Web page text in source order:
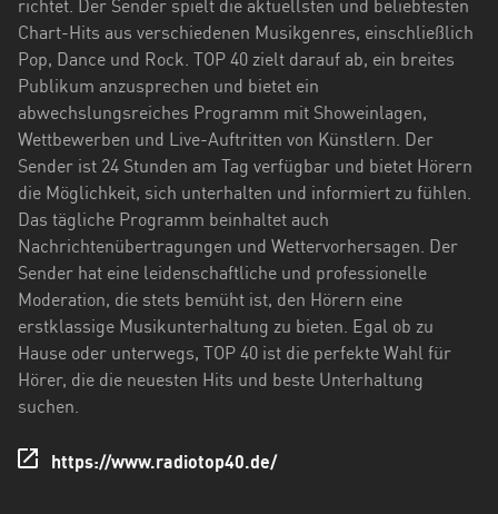
Niedersachsen
Nordrhein-
Westfalen
Rheinland-
Pfalz
Saarland
Sachsen
Sachsen-
Anhalt
Holstein
richtet. Der Sender spielt die aktuellsten und beliebtesten
Chart-Hits aus verschiedenen Musikgenres, einschließlich
Pop, Dance und Rock. TOP 40 zielt darauf ab, ein breites
Publikum anzusprechen und bietet ein
abwechslungsreiches Programm mit Showeinlagen,
Wettbewerben und Live-Auftritten von Künstlern. Der
Sender ist 24 Stunden am Tag verfügbar und bietet Hörern
die Möglichkeit, sich unterhalten und informiert zu fühlen.
Das tägliche Programm beinhaltet auch
Nachrichtenübertragungen und Wettervorhersagen. Der
Sender hat eine leidenschaftliche und professionelle
Moderation, die stets bemüht ist, den Hörern eine
erstklassige Musikunterhaltung zu bieten. Egal ob zu
Hause oder unterwegs, TOP 40 ist die perfekte Wahl für
Hörer, die die neuesten Hits und beste Unterhaltung
suchen.
https://www.radiotop40.de/